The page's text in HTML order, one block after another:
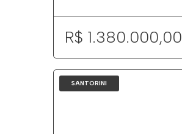
R$ 1.380.000,00
SANTORINI